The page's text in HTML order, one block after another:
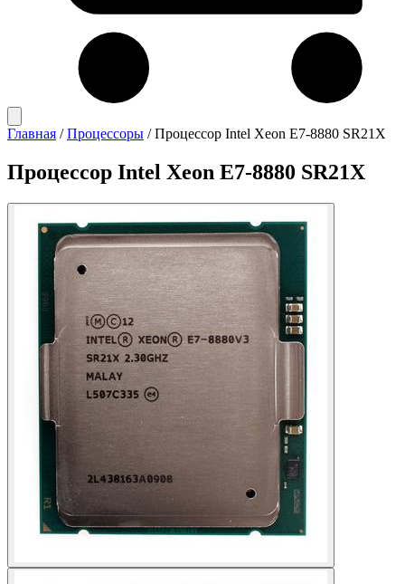
Главная / Процессоры / Процессор Intel Xeon E7-8880 SR21X
Процессор Intel Xeon E7-8880 SR21X